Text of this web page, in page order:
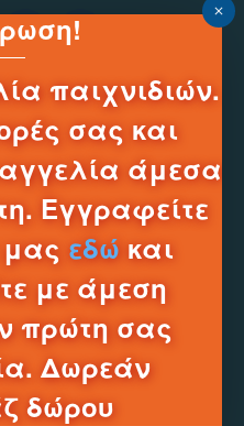
παιχνιδιών.
σας και
άμεσα
Εγγραφείτε
μας εδώ και
με άμεση
πρώτη σας
Δωρεάν
δώρου
e-shop